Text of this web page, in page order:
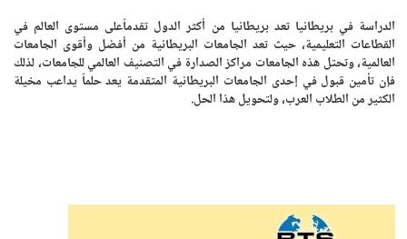
الدراسة في بريطانيا تعد بريطانيا من أكثر الدول تقدماًعلى مستوى العالم في
القطاعات التعليمية، حيث تعد الجامعات البريطانية من أفضل وأقوى الجامعات
العالمية، وتحتل هذه الجامعات مراكز الصدارة في التصنيف العالمي للجامعات، لذلك
فإن تأمين قبول في إحدى الجامعات البريطانية المتقدمة يعد حلماً يداعب مخيلة
الكثير من الطلاب العرب، ولتحويل هذا الحل.